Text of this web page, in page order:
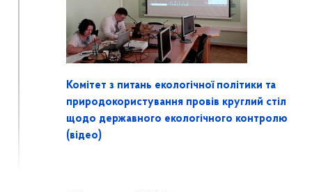
Комітет з питань екологічної політики та
природокористування провів круглий стіл
щодо державного екологічного контролю
(відео)